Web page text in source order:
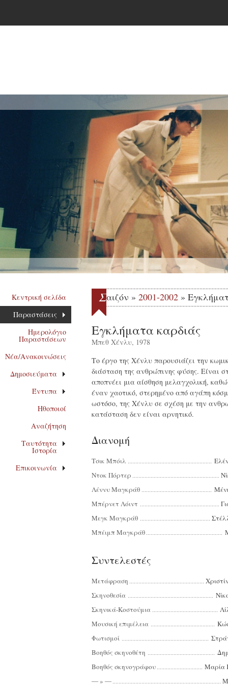
Κεντρική σελίδα
Παραστάσεις
Ημερολόγιο
Παραστάσεων
Νέα/Ανακοινώσεις
Δημοσιεύματα
Έντυπα
Ηθοποιοί
Αναζήτηση
Ταυτότητα
Ιστορία
Επικοινωνία
Σαιζόν » 2001-2002 »
Εγκλήματα καρδιάς
Μπεθ Χένλυ, 1978
Το έργο της Χένλυ παρουσιάζει την
διάσταση της ανθρώπινης φύσης. Είναι
αποπνέει μια αίσθηση μελαγχολική,
έναν χαοτικό, στερημένο από αγάπη
ωστόσο, της Χένλυ σε σχέση με την
κατάσταση δεν είναι αρνητικό.
Διανομή
Τσικ Μπόιλ
Ντοκ Πόρτερ
Λέννυ Μαγκράθ
Μπέρνετ Λόιντ
Μεγκ Μαγκράθ
Μπέιμπ Μαγκράθ
Συντελεστές
Μετάφραση
Σκηνοθεσία
Σκηνικά-Κοστούμια
Μουσική επιμέλεια
Φωτισμοί
Βοηθός σκηνοθέτη
Βοηθός σκηνογράφου
Μαρία
― » ―